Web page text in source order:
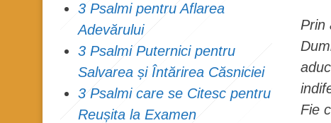
Prin
Fie
3 Psalmi pentru Aflarea
Adevărului
3 Psalmi Puternici pentru
Salvarea și Întărirea Căsniciei
3 Psalmi care se Citesc pentru
Reușita la Examen